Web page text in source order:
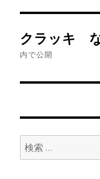
稿
ゲ
ー
クラッキ
内で公開
検
索: